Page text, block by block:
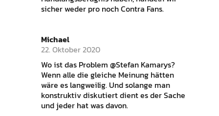
sicher weder pro noch Contra Fans.
Michael
22. Oktober 2020
Wo ist das Problem @Stefan Kamarys?
Wenn alle die gleiche Meinung hätten
wäre es langweilig. Und solange man
konstruktiv diskutiert dient es der Sache
und jeder hat was davon.